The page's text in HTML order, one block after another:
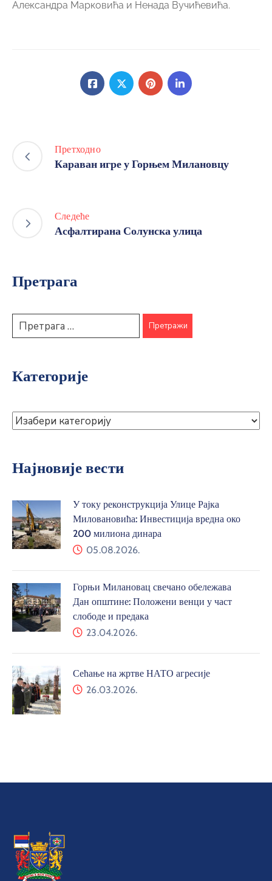
Александра Марковића и Ненада Вучићевића.
Претходно
Караван игре у Горњем Милановцу
Следеће
Асфалтирана Солунска улица
Претрага
Категорије
Најновије вести
У току реконструкција Улице Рајка
Миловановића: Инвестиција вредна око
200 милиона динара
05.08.2026.
Горњи Милановац свечано обележава
Дан општине: Положени венци у част
слободе и предака
23.04.2026.
Сећање на жртве НАТО агресије
26.03.2026.